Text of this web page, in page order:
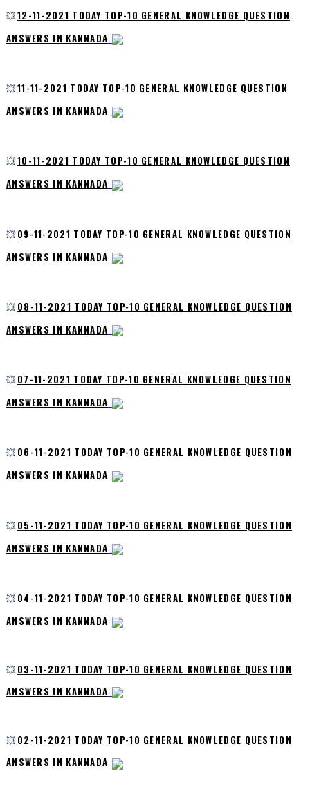
💥12-11-2021 TODAY TOP-10 GENERAL KNOWLEDGE QUESTION
ANSWERS IN KANNADA
💥11-11-2021 TODAY TOP-10 GENERAL KNOWLEDGE QUESTION
ANSWERS IN KANNADA
💥10-11-2021 TODAY TOP-10 GENERAL KNOWLEDGE QUESTION
ANSWERS IN KANNADA
💥 09-11-2021 TODAY TOP-10 GENERAL KNOWLEDGE QUESTION
ANSWERS IN KANNADA
💥 08-11-2021 TODAY TOP-10 GENERAL KNOWLEDGE QUESTION
ANSWERS IN KANNADA
💥 07-11-2021 TODAY TOP-10 GENERAL KNOWLEDGE QUESTION
ANSWERS IN KANNADA
💥 06-11-2021 TODAY TOP-10 GENERAL KNOWLEDGE QUESTION
ANSWERS IN KANNADA
💥 05-11-2021 TODAY TOP-10 GENERAL KNOWLEDGE QUESTION
ANSWERS IN KANNADA
💥 04-11-2021 TODAY TOP-10 GENERAL KNOWLEDGE QUESTION
ANSWERS IN KANNADA
💥 03-11-2021 TODAY TOP-10 GENERAL KNOWLEDGE QUESTION
ANSWERS IN KANNADA
💥 02-11-2021 TODAY TOP-10 GENERAL KNOWLEDGE QUESTION
ANSWERS IN KANNADA